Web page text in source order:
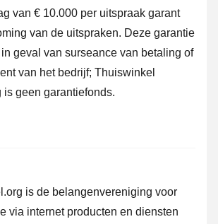
van € 10.000 per uitspraak garant
van de uitspraken. Deze garantie
geval van surseance van betaling of
van het bedrijf; Thuiswinkel
is geen garantiefonds.
is de belangenvereniging voor
via internet producten en diensten